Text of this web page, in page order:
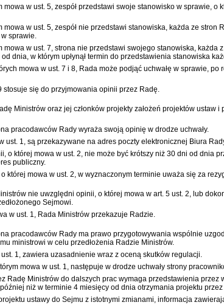
mowa w ust. 5, zespół przedstawi swoje stanowisko w sprawie,
mowa w ust. 5, zespół nie przedstawi stanowiska, każda ze
sprawie.
mowa w ust. 7, strona nie przedstawi swojego stanowiska,
dnia, w którym upłynął termin do przedstawienia stanowiska
mowa w ust. 7 i 8, Rada może podjąć uchwałę w sprawie,
stosuje się do przyjmowania opinii przez Radę.
Ministrów oraz jej członków projekty założeń projektów
pracodawców Rady wyraża swoją opinię w drodze uchwały.
ust. 1, są przekazywane na adres poczty elektronicznej Biura
o której mowa w ust. 2, nie może być krótszy niż 30 dni od dnia
publiczny.
której mowa w ust. 2, w wyznaczonym terminie uważa się za
nie uwzględni opinii, o której mowa w art. 5 ust. 2, lub
Sejmowi.
w ust. 1, Rada Ministrów przekazuje Radzie.
pracodawców Rady ma prawo przygotowywania wspólnie
ministrowi w celu przedłożenia Radzie Ministrów.
1, zawiera uzasadnienie wraz z oceną skutków regulacji.
mowa w ust. 1, następuje w drodze uchwały strony
Radę Ministrów do dalszych prac wymaga przedstawienia
niż w terminie 4 miesięcy od dnia otrzymania projektu
ustawy do Sejmu z istotnymi zmianami, informacja